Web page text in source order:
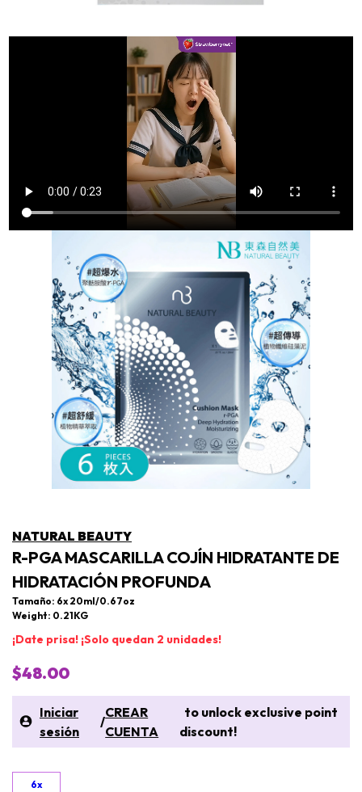
NATURAL BEAUTY
R-PGA MASCARILLA COJÍN HIDRATANTE DE
HIDRATACIÓN PROFUNDA
Tamaño: 6x 20ml/0.67oz
Weight: 0.21KG
¡Date prisa! ¡Solo quedan 2 unidades!
$48.00
Iniciar
sesión
/
CREAR
CUENTA
to unlock exclusive point
discount!
6x